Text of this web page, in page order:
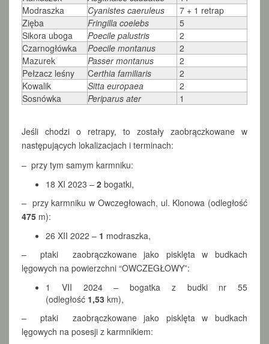
Modraszka
Cyanistes caeruleus
7 + 1 retrap
Zięba
Fringilla coelebs
5
Sikora uboga
Poecile palustris
2
Czarnogłówka
Poecile montanus
2
Mazurek
Passer montanus
2
Pełzacz leśny
Certhia familiaris
2
Kowalik
Sitta europaea
2
Sosnówka
Periparus ater 1
Jeśli chodzi o retrapy, to zostały zaobrączkowane w
następujących lokalizacjach i terminach:
– przy tym samym karmniku:
18 XI 2023 – 2 bogatki,
– przy karmniku w Owczegłowach, ul. Klonowa (odległość
475 m):
26 XII 2022 – 1 modraszka,
– ptaki zaobrączkowane jako pisklęta w budkach
lęgowych na powierzchni “OWCZEGŁOWY”:
1 VII 2024 – bogatka z budki nr 55
(odległość 1,53 km),
– ptaki zaobrączkowane jako pisklęta w budkach
lęgowych na posesji z karmnikiem: